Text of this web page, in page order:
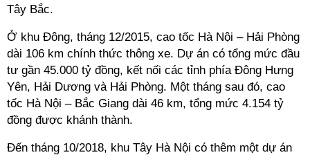
Tây Bắc.
Ở khu Đông, tháng 12/2015, cao tốc Hà Nội – Hải Phòng
dài 106 km chính thức thông xe. Dự án có tổng mức đầu
tư gần 45.000 tỷ đồng, kết nối các tỉnh phía Đông Hưng
Yên, Hải Dương và Hải Phòng. Một tháng sau đó, cao
tốc Hà Nội – Bắc Giang dài 46 km, tổng mức 4.154 tỷ
đồng được khánh thành.
Đến tháng 10/2018, khu Tây Hà Nội có thêm một dự án